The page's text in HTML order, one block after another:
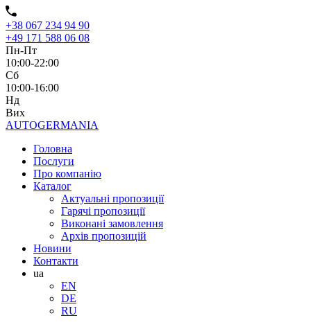
+38 067 234 94 90
+49 171 588 06 08
Пн-Пт
10:00-22:00
Сб
10:00-16:00
Нд
Вих
AUTOGERMANIA
Головна
Послуги
Про компанію
Каталог
Актуальні пропозиції
Гарячі пропозиції
Виконані замовлення
Архів пропозицій
Новини
Контакти
ua
EN
DE
RU